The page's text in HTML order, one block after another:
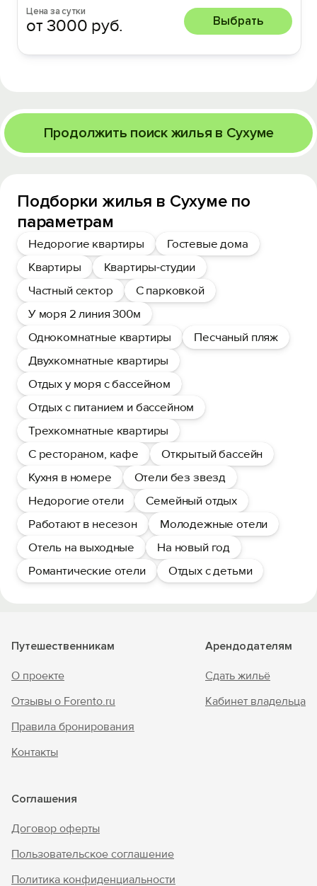
Цена за сутки
от 3000 руб. Выбрать
Продолжить поиск жилья в Сухуме
Подборки жилья в Сухуме по
параметрам
Недорогие квартиры
Гостевые дома
Квартиры
Квартиры-студии
Частный сектор
С парковкой
У моря 2 линия 300м
Однокомнатные квартиры
Песчаный пляж
Двухкомнатные квартиры
Отдых у моря с бассейном
Отдых с питанием и бассейном
Трехкомнатные квартиры
С рестораном, кафе
Открытый бассейн
Кухня в номере
Отели без звезд
Недорогие отели
Семейный отдых
Работают в несезон
Молодежные отели
Отель на выходные
На новый год
Романтические отели
Отдых с детьми
Путешественникам
О проекте
Отзывы о Forento.ru
Правила бронирования
Контакты
Арендодателям
Сдать жильё
Кабинет владельца
Соглашения
Договор оферты
Пользовательское соглашение
Политика конфиденциальности